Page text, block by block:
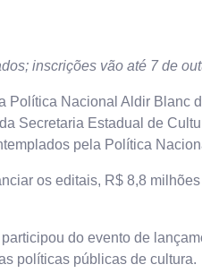
inscrições vão até 7 de
Nacional Aldir Blanc
Secretaria Estadual de
pela Política
os editais, R$ 8,8
do evento de
políticas públicas de cultura.